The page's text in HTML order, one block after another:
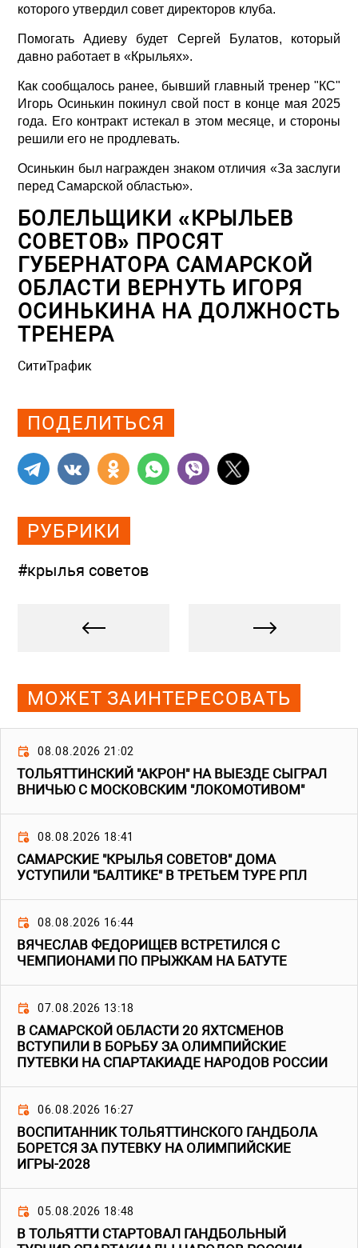
которого утвердил совет директоров клуба.
Помогать Адиеву будет Сергей Булатов, который
давно работает в «Крыльях».
Как сообщалось ранее, бывший главный тренер "КС"
Игорь Осинькин покинул свой пост в конце мая 2025
года. Его контракт истекал в этом месяце, и стороны
решили его не продлевать.
Осинькин был награжден знаком отличия «За заслуги
перед Самарской областью».
БОЛЕЛЬЩИКИ «КРЫЛЬЕВ
СОВЕТОВ» ПРОСЯТ
ГУБЕРНАТОРА САМАРСКОЙ
ОБЛАСТИ ВЕРНУТЬ ИГОРЯ
ОСИНЬКИНА НА ДОЛЖНОСТЬ
ТРЕНЕРА
СитиТрафик
ПОДЕЛИТЬСЯ
РУБРИКИ
#крылья советов
МОЖЕТ ЗАИНТЕРЕСОВАТЬ
08.08.2026 21:02
ТОЛЬЯТТИНСКИЙ "АКРОН" НА ВЫЕЗДЕ СЫГРАЛ
ВНИЧЬЮ С МОСКОВСКИМ "ЛОКОМОТИВОМ"
08.08.2026 18:41
САМАРСКИЕ "КРЫЛЬЯ СОВЕТОВ" ДОМА
УСТУПИЛИ "БАЛТИКЕ" В ТРЕТЬЕМ ТУРЕ РПЛ
08.08.2026 16:44
ВЯЧЕСЛАВ ФЕДОРИЩЕВ ВСТРЕТИЛСЯ С
ЧЕМПИОНАМИ ПО ПРЫЖКАМ НА БАТУТЕ
07.08.2026 13:18
В САМАРСКОЙ ОБЛАСТИ 20 ЯХТСМЕНОВ
ВСТУПИЛИ В БОРЬБУ ЗА ОЛИМПИЙСКИЕ
ПУТЕВКИ НА СПАРТАКИАДЕ НАРОДОВ РОССИИ
06.08.2026 16:27
ВОСПИТАННИК ТОЛЬЯТТИНСКОГО ГАНДБОЛА
БОРЕТСЯ ЗА ПУТЕВКУ НА ОЛИМПИЙСКИЕ
ИГРЫ-2028
05.08.2026 18:48
В ТОЛЬЯТТИ СТАРТОВАЛ ГАНДБОЛЬНЫЙ